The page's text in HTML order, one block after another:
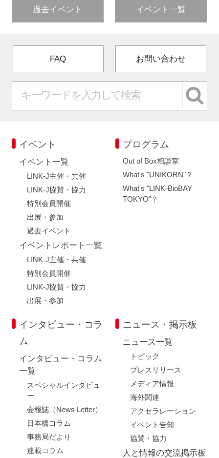
過去イベント イベント一覧
FAQ お問い合わせ
イベント
イベント一覧
LINK-J主催・共催
LINK-J協賛・協力
特別会員開催
出展・参加
過去イベント
イベントレポート一覧
LINK-J主催・共催
特別会員開催
LINK-J協賛・協力
出展・参加
プログラム
Out of Box相談室
What's "UNIKORN"？
What's "LINK-BioBAY
TOKYO"？
インタビュー・コラ
ム
インタビュー・コラム
一覧
スペシャルインタビュ
ー
会報誌（News Letter）
日本橋コラム
事務局だより
連載コラム
ニュース・掲示板
ニュース一覧
トピック
プレスリリース
メディア情報
海外関連
アクセラレーション
イベント告知
協賛・協力
人と情報の交流掲示板